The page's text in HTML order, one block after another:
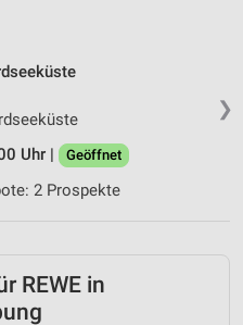
❯
Uhr |
Geöffnet
2 Prospekte
REWE in